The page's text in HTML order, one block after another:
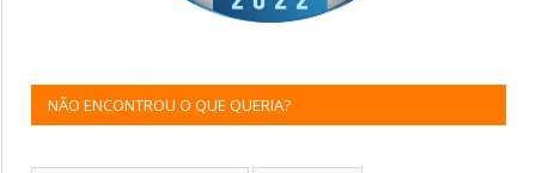
NÃO ENCONTROU O QUE QUERIA?